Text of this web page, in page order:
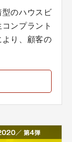
のハウスビ
ンプラント
より、顧客の